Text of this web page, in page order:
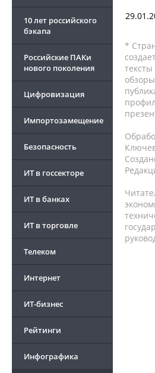
10 лет российского
бэкапа
Российские ПАКи
нового поколения
Цифровизация
Импортозамещение
Безопасность
ИТ в госсекторе
ИТ в банках
ИТ в торговле
Телеком
Интернет
ИТ-бизнес
Рейтинги
Инфографика
*